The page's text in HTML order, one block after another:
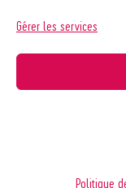
Gérer les services
Politique
Nos guides pratiques
agence web